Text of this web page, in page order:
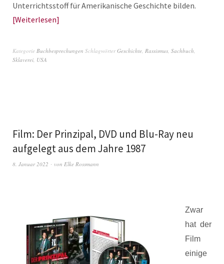
Unterrichtsstoff für Amerikanische Geschichte bilden.
Weiterlesen
Kategorie Buchbesprechungen SchlagwörterGeschichte, Rassismus, Sachbuch,
Sklaverei, USA
Film: Der Prinzipal, DVD und Blu-Ray neu
aufgelegt aus dem Jahre 1987
8. Januar 2022 von Elke Rossmann
Zwar
hat der
Film
einige